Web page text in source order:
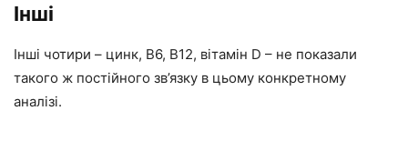
Інші
Інші чотири – цинк, B6, B12, вітамін D – не показали
такого ж постійного зв’язку в цьому конкретному
аналізі.